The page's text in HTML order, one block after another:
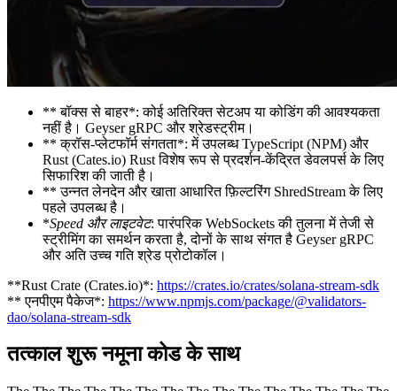
** बॉक्स से बाहर*: कोई अतिरिक्त सेटअप या कोडिंग की आवश्यकता
नहीं है। Geyser gRPC और श्रेडस्ट्रीम।
** क्रॉस-प्लेटफॉर्म संगतता*: में उपलब्ध TypeScript (NPM) और
Rust (Cates.io) Rust विशेष रूप से प्रदर्शन-केंद्रित डेवलपर्स के लिए
सिफारिश की जाती है।
** उन्नत लेनदेन और खाता आधारित फ़िल्टरिंग ShredStream के लिए
पहले उपलब्ध है।
*Speed और लाइटवेट: पारंपरिक WebSockets की तुलना में तेजी से
स्ट्रीमिंग का समर्थन करता है, दोनों के साथ संगत है Geyser gRPC
और अति उच्च गति श्रेड प्रोटोकॉल।
**Rust Crate (Crates.io)*: https://crates.io/crates/solana-stream-sdk
** एनपीएम पैकेज*: https://www.npmjs.com/package/@validators-
dao/solana-stream-sdk
तत्काल शुरू नमूना कोड के साथ